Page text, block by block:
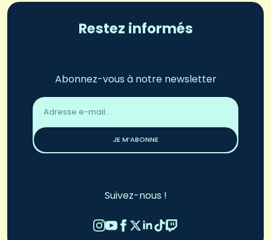
Restez informés
Abonnez-vous à notre newsletter
Adresse
email
JE M’ABONNE
Suivez-nous !